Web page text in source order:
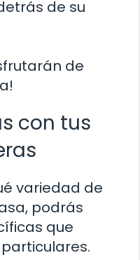
de su
de
con tus
variedad de
podrás
que